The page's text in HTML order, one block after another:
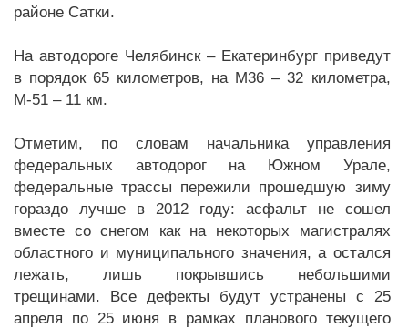
районе Сатки.
На автодороге Челябинск – Екатеринбург приведут
в порядок 65 километров, на М36 – 32 километра,
М-51 – 11 км.
Отметим, по словам начальника управления
федеральных автодорог на Южном Урале,
федеральные трассы пережили прошедшую зиму
гораздо лучше в 2012 году: асфальт не сошел
вместе со снегом как на некоторых магистралях
областного и муниципального значения, а остался
лежать, лишь покрывшись небольшими
трещинами. Все дефекты будут устранены с 25
апреля по 25 июня в рамках планового текущего